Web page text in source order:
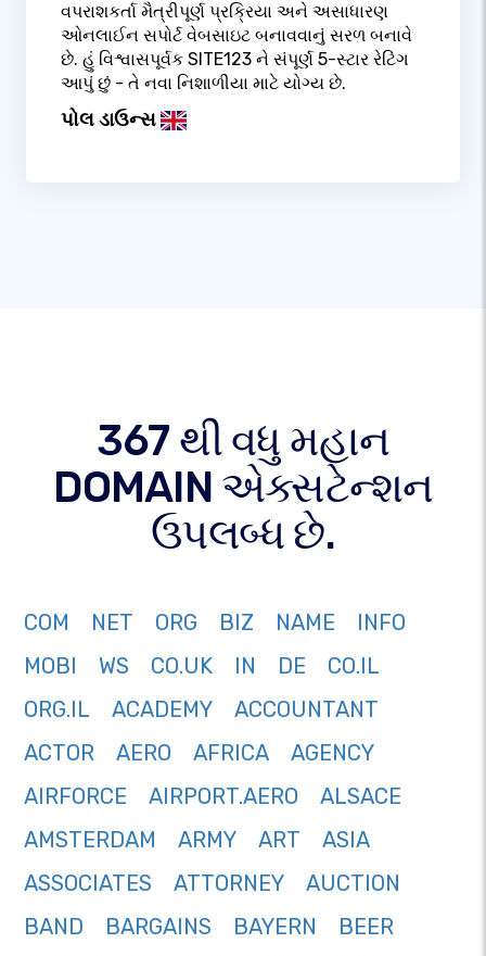
વપરાશકર્તા મૈત્રીપૂર્ણ પ્રક્રિયા અને અસાધારણ
ઓનલાઈન સપોર્ટ વેબસાઇટ બનાવવાનું સરળ બનાવે
છે. હું વિશ્વાસપૂર્વક SITE123 ને સંપૂર્ણ 5-સ્ટાર રેટિંગ
આપું છું - તે નવા નિશાળીયા માટે યોગ્ય છે.
પોલ ડાઉન્સ
367 થી વધુ મહાન
DOMAIN એક્સટેન્શન
ઉપલબ્ધ છે.
COM NET ORG BIZ NAME
INFO
MOBI
WS CO.UK IN DE
CO.IL
ORG.IL
ACADEMY
ACCOUNTANT
ACTOR
AERO AFRICA
AGENCY
AIRFORCE
AIRPORT.AERO
ALSACE
AMSTERDAM
ARMY ART
ASIA
ASSOCIATES
ATTORNEY
AUCTION
BAND
BARGAINS BAYERN
BEER